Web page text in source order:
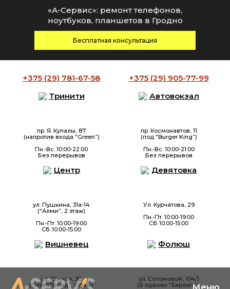
+375 (29) 781-67-58 +375 (29) 905-77-99
Тринити
пр. Я. Купалы, 87
(напротив входа “Green”)
Пн.-Вс. 10:00-22:00
Без перерывов
Автовокзал
пр. Космонавтов, 11
(под “Burger King”)
Пн.-Вс. 10:00-21:00
Без перерывов
Центр
ул. Пушкина, 31а-14
(“Алми”, 2 этаж)
Пн.-Пт. 10:00-19:00
Сб. 10:00-15:00
Девятовка
Ул. Курчатова, 29
Пн.-Пт. 10:00-19:00
Сб. 10:00-15:00
Вишневец
ул. Южная, 30
(“Мегабренд”, 1 этаж)
Фолюш
ул. Соломовой, 104/1
(В здании “Евроопт”)
«А-Сервис»: ремонт телефонов,
ноутбуков, планшетов в Гродно
Бесплатная консультация